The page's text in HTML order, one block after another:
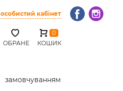
особистий кабінет
ОБРАНЕ
0
КОШИК
замовчуванням